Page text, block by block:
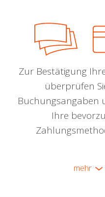
Zur Bestätigung
überprüfen
Buchungsangaben
Ihre
mehr